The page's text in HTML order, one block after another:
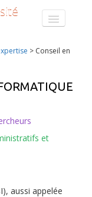
> Conseil en
et
aussi appelée